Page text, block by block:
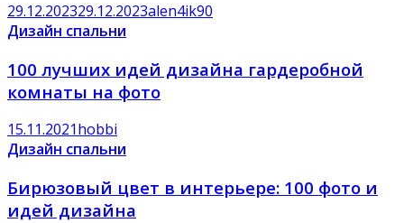
29.12.202329.12.2023alen4ik90
Дизайн спальни
100 лучших идей дизайна гардеробной
комнаты на фото
15.11.2021hobbi
Дизайн спальни
Бирюзовый цвет в интерьере: 100 фото и
идей дизайна